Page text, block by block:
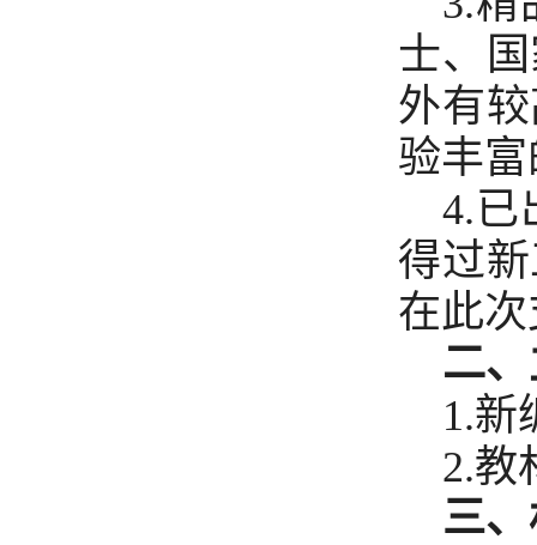
士、
外有
验丰
4. 已
得过
在此
二
1.新
2.教
三